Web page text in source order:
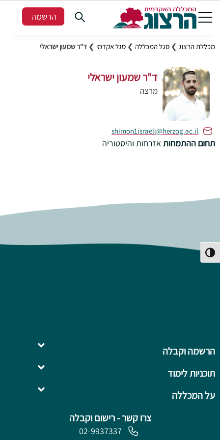
הפעל/כבה ניגודיות גבוהה
הרשמה
מכללת הרצוג ❯ סגל המכללה ❯ סגל אקדמי ❯ ד"ר שמעון ישראלי
ד"ר שמעון ישראלי
מרצה
shimon1israeli@herzog.ac.il
תחום ההתמחותאזרחות והיסטוריה
צרו קשר - רישום וקבלה
02-9937337
על המכללה
תוכניות לימוד
הרשמה וקבלה